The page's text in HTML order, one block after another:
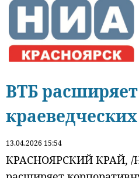
ВТБ
13.04.2026 15:54
КРАСНОЯРСКИЙ КРАЙ, /